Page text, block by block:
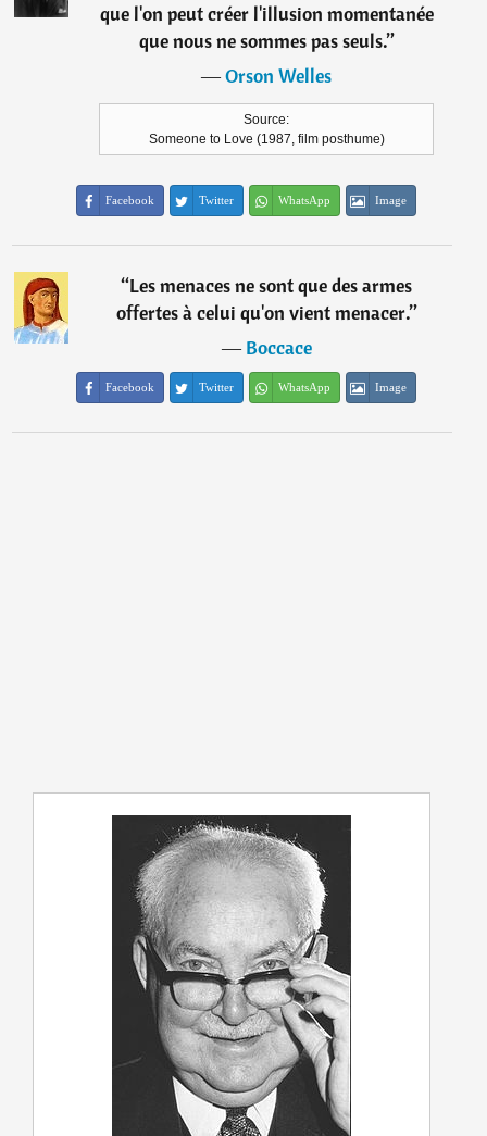
que l'on peut créer l'illusion momentanée
que nous ne sommes pas seuls.”
―Orson Welles
Source:
Someone to Love (1987, film posthume)
Facebook Twitter WhatsApp Image
“Les menaces ne sont que des armes
offertes à celui qu'on vient menacer.”
―Boccace
Facebook Twitter WhatsApp Image